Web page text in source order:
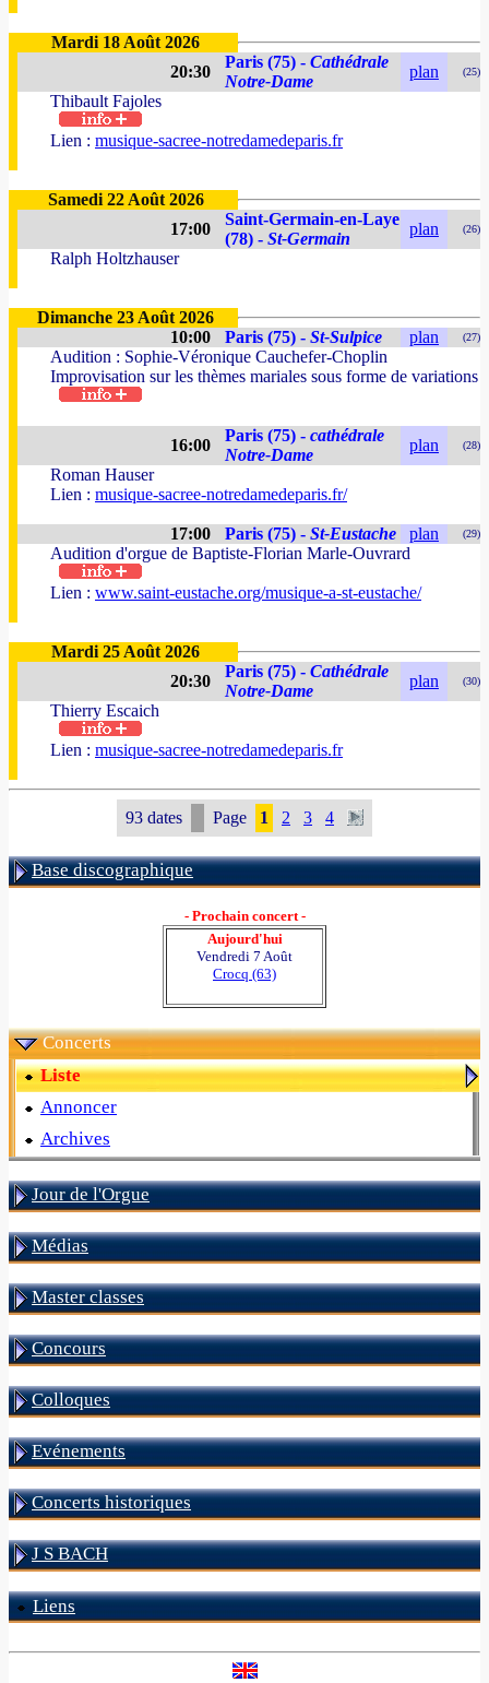
Mardi 18 Août 2026
20:30
Paris (75) - Cathédrale
Notre-Dame
plan (25)
Thibault Fajoles
Lien : musique-sacree-notredamedeparis.fr
Samedi 22 Août 2026
17:00
Saint-Germain-en-Laye
(78) - St-Germain
plan (26)
Ralph Holtzhauser
Dimanche 23 Août 2026
10:00
Paris (75) - St-Sulpice plan (27)
Audition : Sophie-Véronique Cauchefer-Choplin
Improvisation sur les thèmes mariales sous forme de variations
16:00
Paris (75) - cathédrale
Notre-Dame
plan (28)
Roman Hauser
Lien : musique-sacree-notredamedeparis.fr/
17:00 Paris (75) - St-Eustache plan (29)
Audition d'orgue de Baptiste-Florian Marle-Ouvrard
Lien : www.saint-eustache.org/musique-a-st-eustache/
Mardi 25 Août 2026
20:30
Paris (75) - Cathédrale
Notre-Dame
plan (30)
Thierry Escaich
Lien : musique-sacree-notredamedeparis.fr
93 dates Page 1 2 3 4
Base discographique
- Prochain concert -
Aujourd'hui
Vendredi 7 Août
Crocq (63)
Concerts
Liste
Annoncer
Archives
Jour de l'Orgue
Médias
Master classes
Concours
Colloques
Evénements
Concerts historiques
J S BACH
Liens